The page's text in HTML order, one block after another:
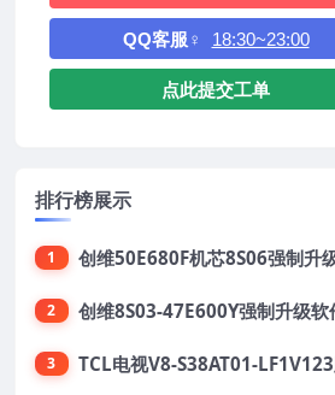
QQ客服♀ 18:30~23:00
点此提交工单
排行榜展示
1 创维50E680F机芯8S06强制升
2 创维8S03-47E600Y强制升级
3